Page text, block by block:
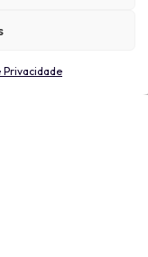
Privacidade